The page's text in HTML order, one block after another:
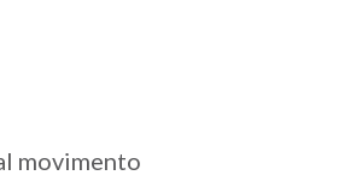
movimento